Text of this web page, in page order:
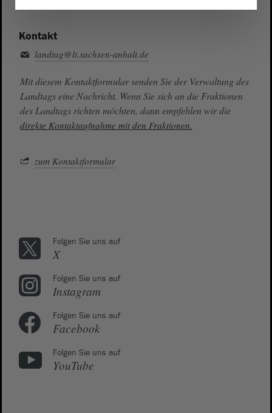
Kontakt
landtag@lt.sachsen-anhalt.de
Mit diesem Kontaktformular senden Sie der Verwaltung des
Landtags eine Nachricht. Wenn Sie sich an die Fraktionen
des Landtags richten möchten, dann empfehlen wir die
direkte Kontaktaufnahme mit den Fraktionen.
zum Kontaktformular
Folgen Sie uns auf
X
Folgen Sie uns auf
Instagram
Folgen Sie uns auf
Facebook
Folgen Sie uns auf
YouTube